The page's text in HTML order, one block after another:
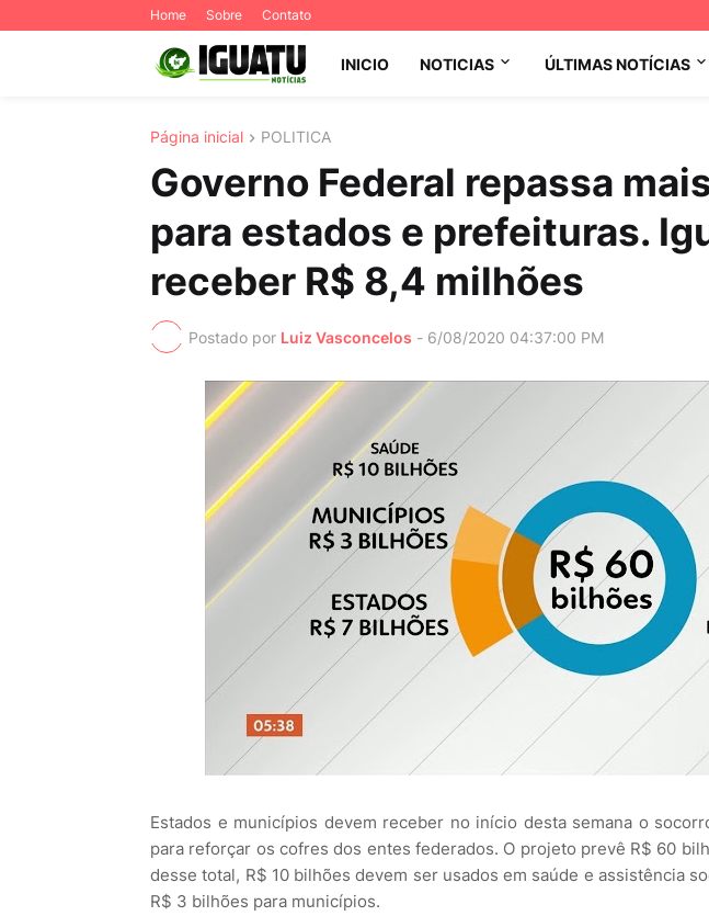
Home Sobre Contato
INICIO NOTICIAS ÚLTIMAS NOTÍCIAS
Página inicial POLITICA
Governo Federal repassa
para estados e prefeituras.
receber R$ 8,4 milhões
Postado por Luiz Vasconcelos - 6/08/2020 04:37:00 PM
Estados e municípios devem receber no início desta semana o
para reforçar os cofres dos entes federados. O projeto prevê R$ 60
desse total, R$ 10 bilhões devem ser usados em saúde e assistência
R$ 3 bilhões para municípios.